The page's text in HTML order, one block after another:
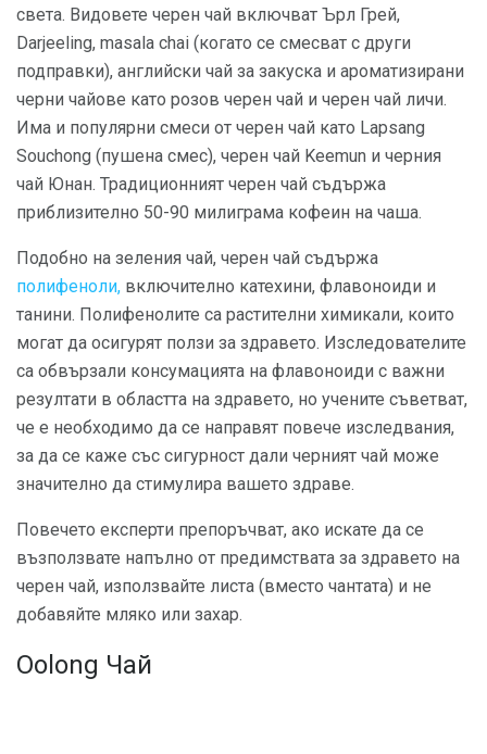
света. Видовете черен чай включват Ърл Грей,
Darjeeling, masala chai (когато се смесват с други
подправки), английски чай за закуска и ароматизирани
черни чайове като розов черен чай и черен чай личи.
Има и популярни смеси от черен чай като Lapsang
Souchong (пушена смес), черен чай Keemun и черния
чай Юнан. Традиционният черен чай съдържа
приблизително 50-90 милиграма кофеин на чаша.
Подобно на зеления чай, черен чай съдържа
полифеноли, включително катехини, флавоноиди и
танини. Полифенолите са растителни химикали, които
могат да осигурят ползи за здравето. Изследователите
са обвързали консумацията на флавоноиди с важни
резултати в областта на здравето, но учените съветват,
че е необходимо да се направят повече изследвания,
за да се каже със сигурност дали черният чай може
значително да стимулира вашето здраве.
Повечето експерти препоръчват, ако искате да се
възползвате напълно от предимствата за здравето на
черен чай, използвайте листа (вместо чантата) и не
добавяйте мляко или захар.
Oolong Чай